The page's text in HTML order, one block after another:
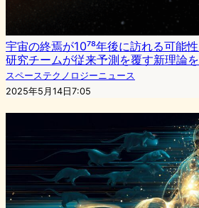
宇宙の終焉が10⁷⁸年後に訪れる可能
研究チームが従来予測を覆す新理論
スペーステクノロジーニュース
2025年5月14日7:05